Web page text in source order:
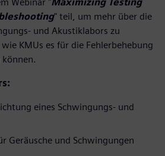
" teil, um mehr über die
und Akustiklabors zu
KMUs es für die Fehlerbehebung
eines Schwingungs- und
Geräusche und Schwingungen